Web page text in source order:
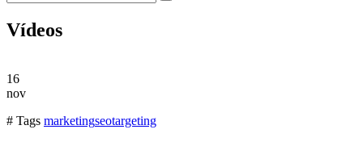
Vídeos
16
nov
# Tags marketingseotargeting